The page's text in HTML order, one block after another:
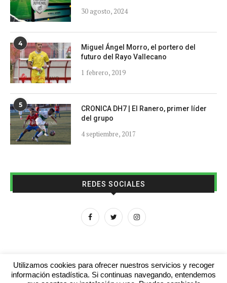
30 agosto, 2024
4
Miguel Ángel Morro, el portero del
futuro del Rayo Vallecano
1 febrero, 2019
5
CRONICA DH7 | El Ranero, primer líder
del grupo
4 septiembre, 2017
REDES SOCIALES
Utilizamos cookies para ofrecer nuestros servicios y recoger
información estadística. Si continuas navegando, entendemos